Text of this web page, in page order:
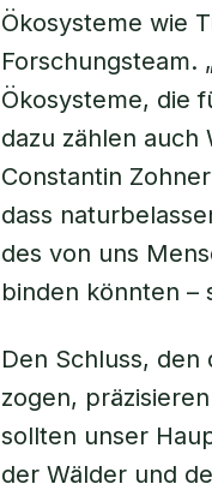
Ökosysteme wie
Forschungsteam.
Ökosysteme, die
dazu zählen auch
Constantin
dass
des von uns
binden könnten –
Den Schluss, den
zogen,
sollten unser
der Wälder und